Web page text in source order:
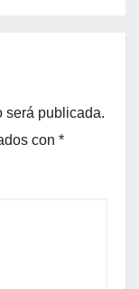
será publicada.
con *